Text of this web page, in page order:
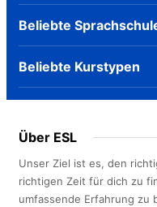
Beliebte
Beliebte Kurstypen
Über ESL
Unser Ziel ist es, den
richtigen Zeit für dich zu
umfassende Erfahrung zu